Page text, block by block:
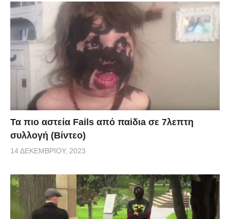
Τα πιο αστεία Fails από παiδιa σε 7λεπτη
συλλογή (Βίντεο)
14 ΔΕΚΕΜΒΡΊΟΥ, 2023